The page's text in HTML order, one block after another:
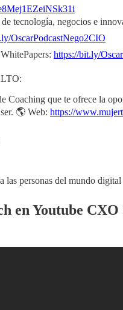
tecnología, negocios e
OscarPodcastNego2CIO
https://bit.ly/
Coaching que te ofrece la
🌎 Web: https://
las personas del mundo
en Youtube